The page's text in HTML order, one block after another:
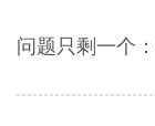
问题只剩一个：